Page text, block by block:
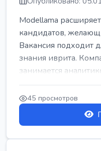
Modellama
кандидатов,
Вакансия подходит
знания иврита.
занимается
45 просмотров